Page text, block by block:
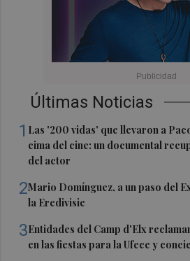
Últimas Noticias
1 Las '200 vidas' que llevaron a
cima del cine: un documental
del actor
2Mario Domínguez, a un paso del
la Eredivisie
3Entidades del Camp d'Elx
en las fiestas para la Ufece y